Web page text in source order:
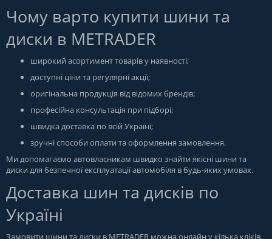
Чому варто купити шини та
диски в METRADER
широкий асортимент товарів у наявності;
доступні ціни та регулярні акції;
оригінальна продукція від відомих брендів;
професійна консультація при підборі;
швидка доставка по всій Україні;
зручні способи оплати та оформлення замовлення.
Ми допомагаємо автовласникам швидко знайти якісні шини та
диски для безпечної експлуатації автомобіля в будь-яких умовах.
Доставка шин та дисків по
Україні
Замовити шини та диски в METRADER можна онлайн у кілька кліків.